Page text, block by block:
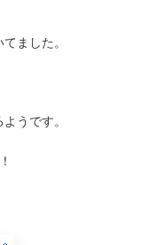
ました。
うです。